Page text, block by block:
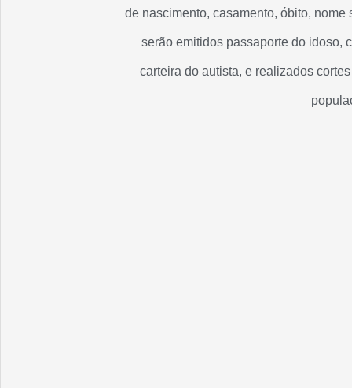
de nascimento, casamento, óbito,
serão emitidos passaporte do idoso,
carteira do autista, e realizados